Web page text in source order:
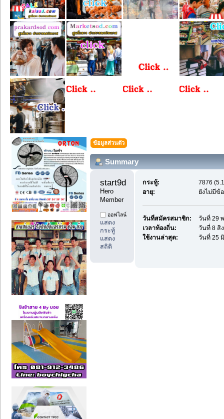
ข้อมูลส่วนตัว
Summary
Hero
Member
ออฟไลน์
แสดง
กระทู้
แสดง
สถิติ
กระทู้:
7876
อายุ:
ยังไม่มีข้
วันที่สมัครสมาชิก:
วันที่ 29
เวลาท้องถิ่น:
วันที่ 8 สิ
ใช้งานล่าสุด:
วันที่ 25